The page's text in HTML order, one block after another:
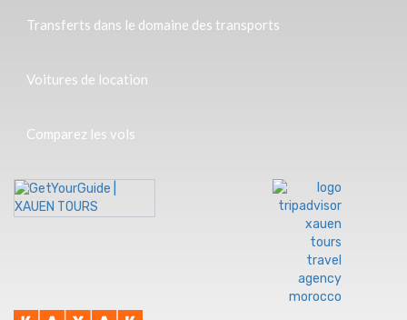
Transferts dans le domaine des transports
Voitures de location
Comparez les vols